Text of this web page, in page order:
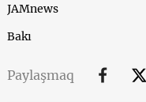
JAMnews
Bakı
Paylaşmaq